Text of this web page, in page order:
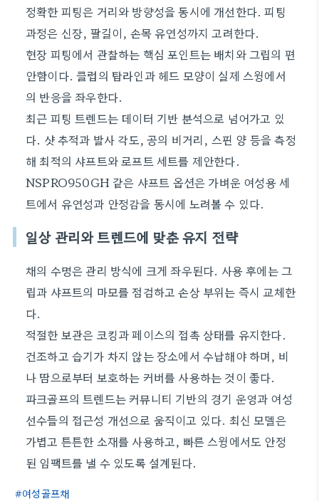
정확한 피팅은 거리와 방향성을 동시에 개선한다. 피팅
과정은 신장, 팔길이, 손목 유연성까지 고려한다.
현장 피팅에서 관찰하는 핵심 포인트는 배치와 그립의 편
안함이다. 클럽의 탑라인과 헤드 모양이 실제 스윙에서
의 반응을 좌우한다.
최근 피팅 트렌드는 데이터 기반 분석으로 넘어가고 있
다. 샷 추적과 발사 각도, 공의 비거리, 스핀 양 등을 측정
해 최적의 샤프트와 로프트 세트를 제안한다.
NSPRO950GH 같은 샤프트 옵션은 가벼운 여성용 세
트에서 유연성과 안정감을 동시에 노려볼 수 있다.
일상 관리와 트렌드에 맞춘 유지 전략
채의 수명은 관리 방식에 크게 좌우된다. 사용 후에는 그
립과 샤프트의 마모를 점검하고 손상 부위는 즉시 교체한
다.
적절한 보관은 코킹과 페이스의 접촉 상태를 유지한다.
건조하고 습기가 차지 않는 장소에서 수납해야 하며, 비
나 땀으로부터 보호하는 커버를 사용하는 것이 좋다.
파크골프의 트렌드는 커뮤니티 기반의 경기 운영과 여성
선수들의 접근성 개선으로 움직이고 있다. 최신 모델은
가볍고 튼튼한 소재를 사용하고, 빠른 스윙에서도 안정
된 임팩트를 낼 수 있도록 설계된다.
여성골프채